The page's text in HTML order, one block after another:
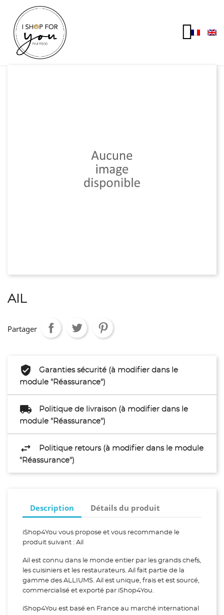
AIL
Partager
Garanties sécurité (à modifier dans le
module "Réassurance")
Politique de livraison (à modifier dans le
module "Réassurance")
Politique retours (à modifier dans le module
"Réassurance")
Description Détails du produit
iShop4You vous propose et vous recommande le
produit suivant : Ail
Ail est connu dans le monde entier par les grands chefs,
les cuisiniers et les restaurateurs. Ail fait partie de la
gamme des ALLIUMS. Ail est unique, frais et est sourcé,
commercialisé et exporté par iShop4You.
iShop4You est basé en France au marché international